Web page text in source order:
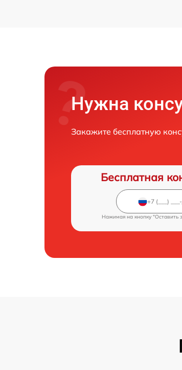
Нужна
Закажите бесплатную
Бесплатная
Нажимая на кнопку "Оставить